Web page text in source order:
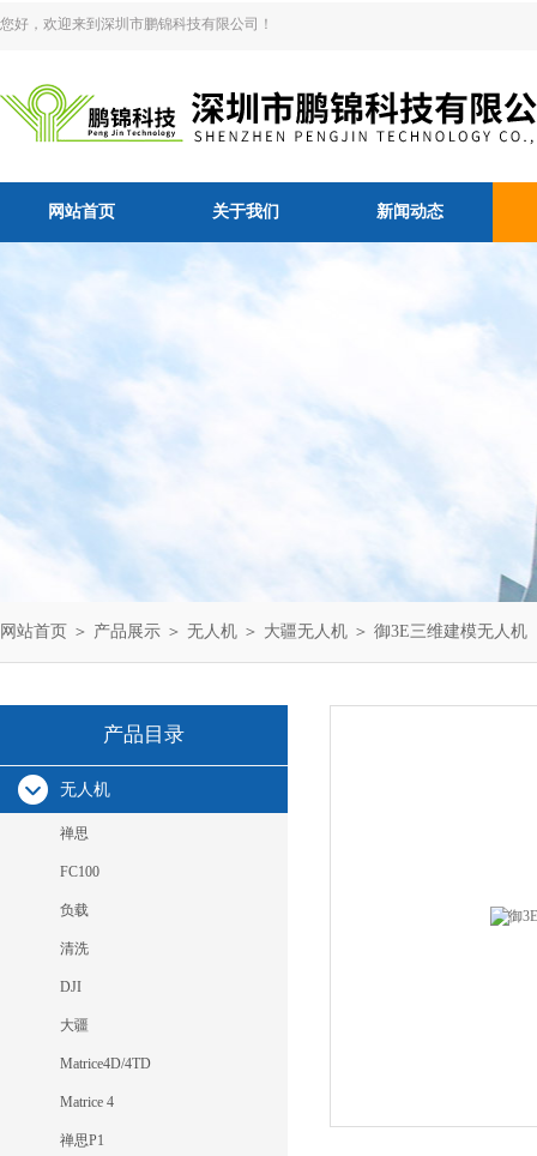
您好，欢迎来到深圳市鹏锦科技有限公司！
网站首页 关于我们 新闻动态
网站首页 ＞ 产品展示 ＞ 无人机 ＞ 大疆无人机 ＞ 御3E三维建模无人机
产品目录
无人机
禅思
FC100
负载
清洗
DJI
大疆
Matrice4D/4TD
Matrice 4
禅思P1